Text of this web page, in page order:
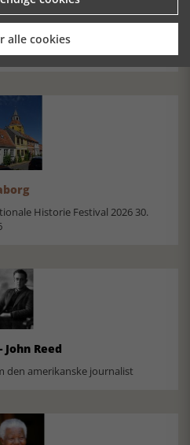
i verden på Museum
Historie Festival 2026 30.
Reed
amerikanske journalist
alle cookies